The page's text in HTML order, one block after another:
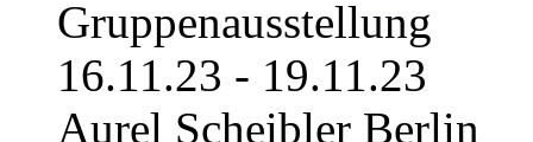
Gruppenausstellung
16.11.23 - 19.11.23
Aurel Scheibler Berlin